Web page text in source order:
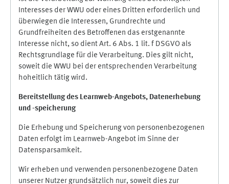
Interesses der WWU oder eines Dritten erforderlich und
überwiegen die Interessen, Grundrechte und
Grundfreiheiten des Betroffenen das erstgenannte
Interesse nicht, so dient Art. 6 Abs. 1 lit. f DSGVO als
Rechtsgrundlage für die Verarbeitung. Dies gilt nicht,
soweit die WWU bei der entsprechenden Verarbeitung
hoheitlich tätig wird.
Bereitstellung des Learnweb-Angebots, Datenerhebung
und -speicherung
Die Erhebung und Speicherung von personenbezogenen
Daten erfolgt im Learnweb-Angebot im Sinne der
Datensparsamkeit.
Wir erheben und verwenden personenbezogene Daten
unserer Nutzer grundsätzlich nur, soweit dies zur